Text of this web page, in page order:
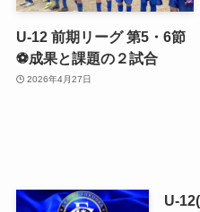
U-12 前期リーグ 第5・6節
⚽️成果と課題の２試合
2026年4月27日
U-